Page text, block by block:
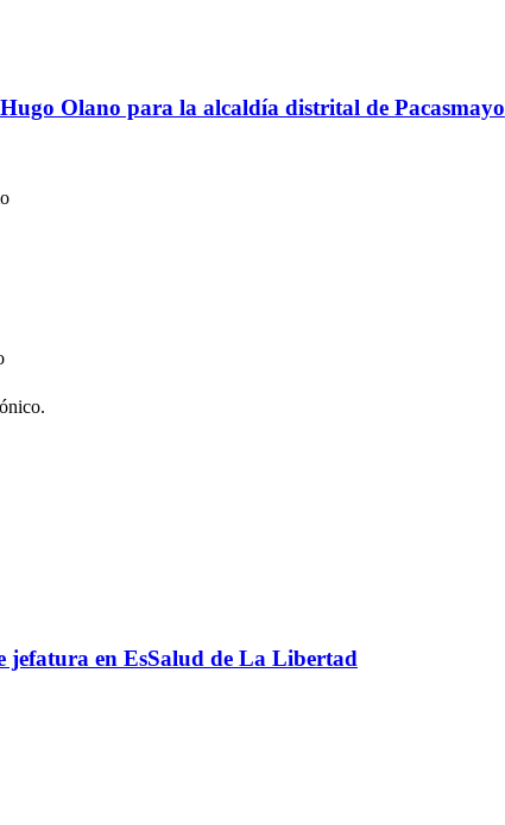
Olano para la alcaldía distrital de Pacasmayo
jefatura en EsSalud de La Libertad